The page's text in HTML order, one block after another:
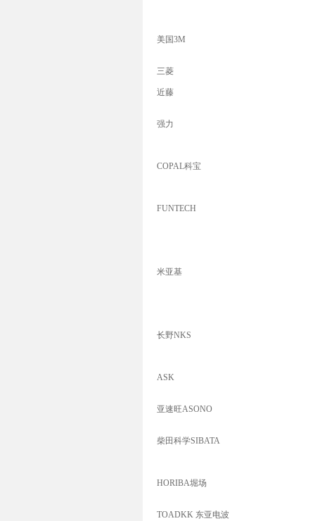
美国3M
三菱
近藤
强力
COPAL科宝
FUNTECH
米亚基
长野NKS
ASK
亚速旺ASONO
柴田科学SIBATA
HORIBA堀场
TOADKK 东亚电波